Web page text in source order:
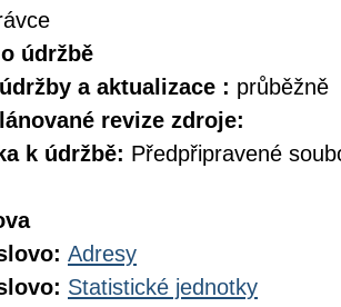
údržbě
a aktualizace : průběžně
revize zdroje:
k údržbě: Předpřipravené
Adresy
Statistické jednotky